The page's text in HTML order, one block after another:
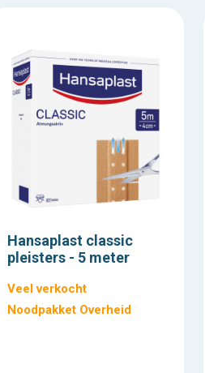
Hansaplast classic
pleisters - 5 meter
Veel verkocht
Noodpakket Overheid